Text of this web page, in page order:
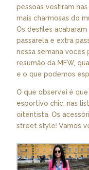
pessoas vestiram
mais charmosas do
Os desfiles
passarela e extra
nessa semana
resumão da MFW,
e o que podemos
O que observei é
esportivo chic, nas
oitentista. Os
street style! Vamos